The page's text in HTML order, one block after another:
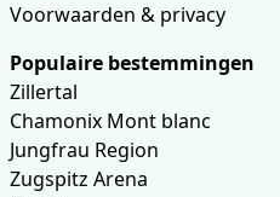
Voorwaarden & privacy
Populaire bestemmingen
Zillertal
Chamonix Mont blanc
Jungfrau Region
Zugspitz Arena